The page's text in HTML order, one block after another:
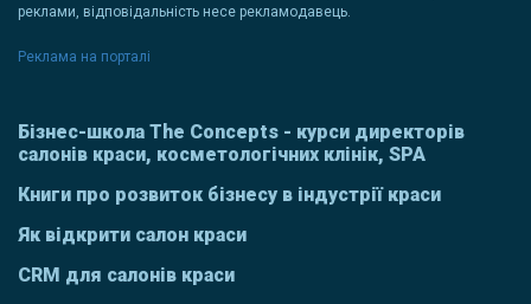
реклами, відповідальність несе рекламодавець.
Реклама на порталі
Бізнес-школа The Concepts - курси директорів
салонів краси, косметологічних клінік, SPA
Книги про розвиток бізнесу в індустрії краси
Як відкрити салон краси
CRM для салонів краси